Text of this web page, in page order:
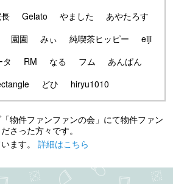
Gelato やました
あやたろす
園園 みぃ 純喫茶ヒッピー
eiji
タ RM なる フム
あんぱん
どひ hiryu1010
物件ファンファンの会」にて物件ファン
さった方々です。
ます。 詳細はこちら